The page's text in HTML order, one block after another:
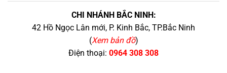
CHI NHÁNH BẮC NINH:
42 Hồ Ngọc Lân mới, P. Kinh Bắc, TP.Bắc Ninh
(Xem bản đồ)
Điện thoại: 0964 308 308